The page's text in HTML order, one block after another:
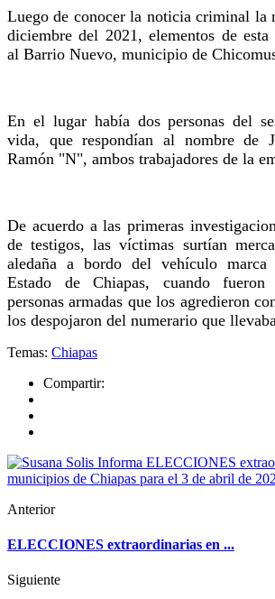
Luego de conocer la noticia criminal la
diciembre del 2021, elementos de esta
al Barrio Nuevo, municipio de
En el lugar había dos personas del
vida, que respondían al nombre de
Ramón "N", ambos trabajadores de la
De acuerdo a las primeras
de testigos, las víctimas surtían
aledaña a bordo del vehículo marca
Estado de Chiapas, cuando fueron
personas armadas que los agredieron
los despojaron del numerario que
Temas: Chiapas
Compartir:
Anterior
ELECCIONES extraordinarias en ...
Siguiente